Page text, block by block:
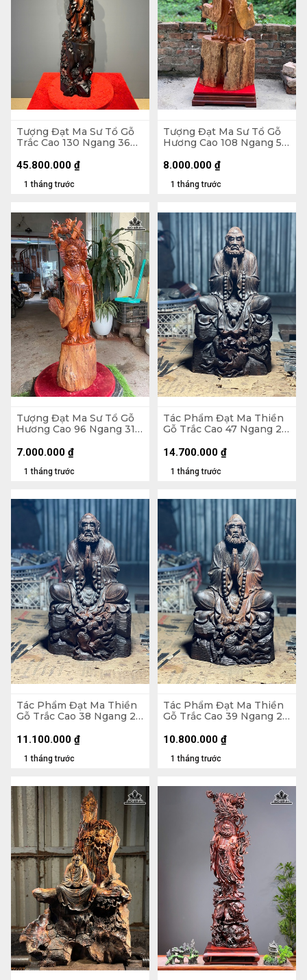
Tượng Đạt Ma Sư Tổ Gỗ
Trắc Cao 130 Ngang 36
1 tháng trước
45.800.000 ₫
Tượng Đạt Ma Sư Tổ Gỗ
Hương Cao 108 Ngang 58
1 tháng trước
8.000.000 ₫
Tượng Đạt Ma Sư Tổ Gỗ
Hương Cao 96 Ngang 31
1 tháng trước
7.000.000 ₫
Tác Phẩm Đạt Ma Thiền
Gỗ Trắc Cao 47 Ngang 26
1 tháng trước
14.700.000 ₫
Tác Phẩm Đạt Ma Thiền
Gỗ Trắc Cao 38 Ngang 23
1 tháng trước
11.100.000 ₫
Tác Phẩm Đạt Ma Thiền
Gỗ Trắc Cao 39 Ngang 22
1 tháng trước
10.800.000 ₫